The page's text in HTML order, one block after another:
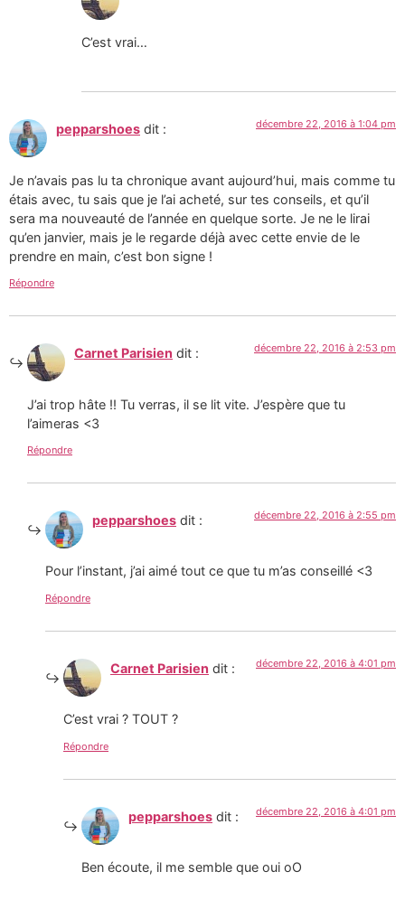
C’est vrai…
pepparshoes dit : décembre 22, 2016 à 1:04 pm
Je n’avais pas lu ta chronique avant aujourd’hui, mais comme tu
étais avec, tu sais que je l’ai acheté, sur tes conseils, et qu’il
sera ma nouveauté de l’année en quelque sorte. Je ne le lirai
qu’en janvier, mais je le regarde déjà avec cette envie de le
prendre en main, c’est bon signe !
Répondre
Carnet Parisien dit : décembre 22, 2016 à 2:53 pm
J’ai trop hâte !! Tu verras, il se lit vite. J’espère que tu
l’aimeras <3
Répondre
pepparshoes dit : décembre 22, 2016 à 2:55 pm
Pour l’instant, j’ai aimé tout ce que tu m’as conseillé <3
Répondre
Carnet Parisien dit : décembre 22, 2016 à 4:01 pm
C’est vrai ? TOUT ?
Répondre
pepparshoes dit : décembre 22, 2016 à 4:01 pm
Ben écoute, il me semble que oui oO